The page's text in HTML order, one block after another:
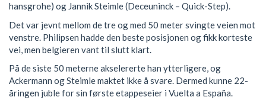
hansgrohe) og Jannik Steimle (Deceuninck – Quick-Step).
Det var jevnt mellom de tre og med 50 meter svingte veien mot
venstre. Philipsen hadde den beste posisjonen og fikk korteste
vei, men belgieren vant til slutt klart.
På de siste 50 meterne akselererte han ytterligere, og
Ackermann og Steimle maktet ikke å svare. Dermed kunne 22-
åringen juble for sin første etappeseier i Vuelta a España.